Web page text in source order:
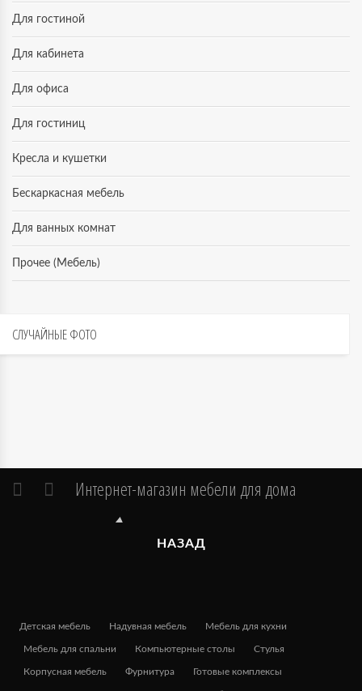
Для гостиной
Для кабинета
Для офиса
Для гостиниц
Кресла и кушетки
Бескаркасная мебель
Для ванных комнат
Прочее (Мебель)
СЛУЧАЙНЫЕФОТО
Интернет-магазин мебели для дома
НАЗАД
Детская мебель Надувная мебель Мебель для кухни
Мебель для спальни Компьютерные столы Стулья
Корпусная мебель Фурнитура Готовые комплексы